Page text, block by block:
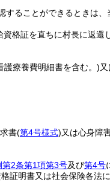
することができるときは、
格証を直ちに村長に返還
護療養費明細書を含む。)
書(第4号様式)又は心身障
第2条第1項第3号及び第4号
証明書又は社会保険各法